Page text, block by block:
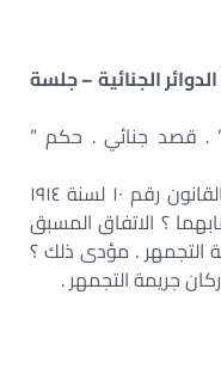
لسنة ٨٨ قضائية الدوائر الجنائية – جلسة
” . قصد جنائي . حكم ”
الموجز : المادتان الثانية والثالثة من القانون رقم ١٠ لسنة ١٩١٤
؟ الاتفاق المسبق
التجمهر . مؤدى ذلك ؟
جريمة التجمهر .